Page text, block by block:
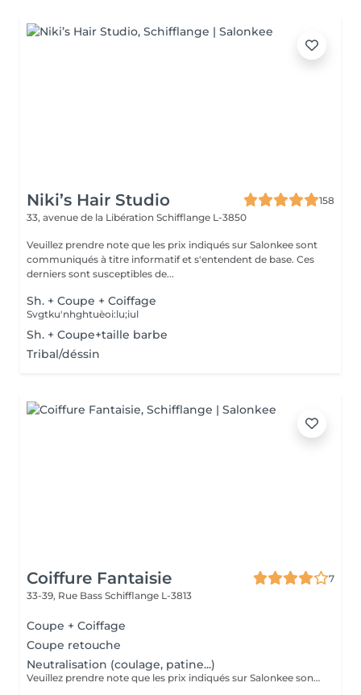
Niki’s Hair Studio
158
33, avenue de la Libération Schifflange L-3850
Veuillez prendre note que les prix indiqués sur Salonkee sont
communiqués à titre informatif et s'entendent de base. Ces
derniers sont susceptibles de...
Sh. + Coupe + Coiffage
Svgtku'nhghtuèoi:lu;iul
Sh. + Coupe+taille barbe
Tribal/déssin
Coiffure Fantaisie
7
33-39, Rue Bass Schifflange L-3813
Coupe + Coiffage
Coupe retouche
Neutralisation (coulage, patine...)
Veuillez prendre note que les prix indiqués sur Salonkee sont communiqués à titre informatif et s'entendent de base. Ces derniers sont susceptibles de varier selon le diagnostic réalisé à votre arrivée au salon et l'expertise du professionnel à qui vous confiez votre beauté. Dans tous les cas, un devis précis vous sera proposé et toutes réalisations de prestations seront effectuées avec votre accord. Un grand merci d'avance pour votre compréhension. Au plaisir de vous recevoir très vite.